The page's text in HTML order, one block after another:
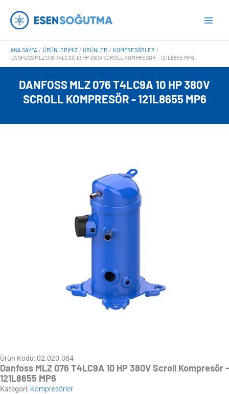
atla
ANA SAYFA ÜRÜNLERIMIZ ÜRÜNLER
KOMPRESÖRLER
DANFOSS MLZ 076 T4LC9A 10 HP 380V SCROLL KOMPRESÖR – 121L8655 MP6
DANFOSS MLZ 076 T4LC9A 10 HP 380V
SCROLL KOMPRESÖR - 121L8655 MP6
Ürün Kodu: 02.020.084
Danfoss MLZ 076 T4LC9A 10 HP 380V Scroll Kompresör -
121L8655 MP6
Kategori: Kompresörler